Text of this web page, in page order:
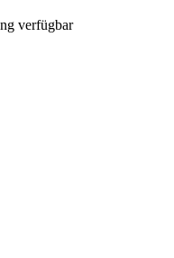
verfügbar